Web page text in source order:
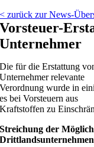
< zurück zur News-
Vorsteuer-
Unternehmer
Die für die Erstattung
Unternehmer relevante
Verordnung wurde in
es bei Vorsteuern aus
Kraftstoffen zu
Streichung der